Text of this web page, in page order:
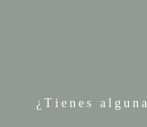
¿Tienes